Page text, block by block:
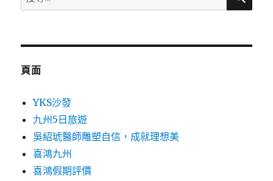
尋
鍵
頁面
YKS沙發
九州5日旅遊
吳紹琥醫師雕塑自信，成就理想美
喜鴻九州
喜鴻假期評價